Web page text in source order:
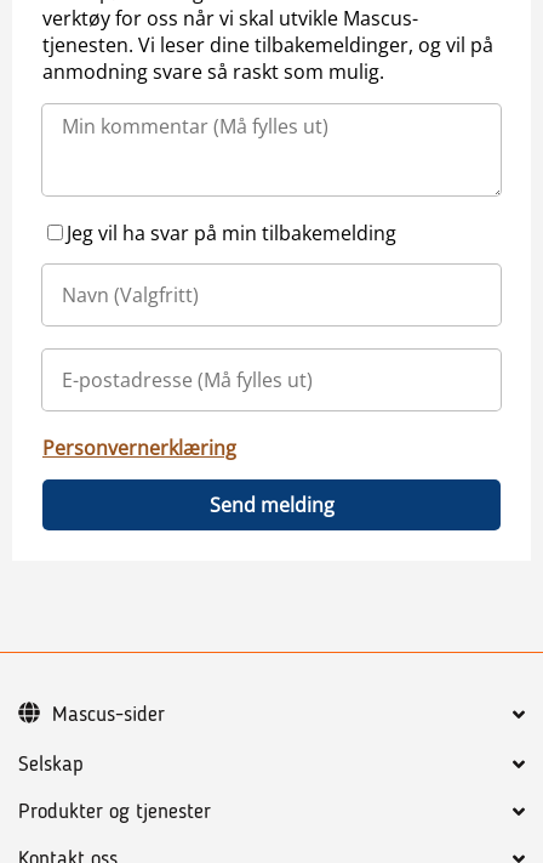
verktøy for oss når vi skal utvikle Mascus-
tjenesten. Vi leser dine tilbakemeldinger, og vil på
anmodning svare så raskt som mulig.
Jeg vil ha svar på min tilbakemelding
Personvernerklæring
Send melding
Selskap
Produkter og tjenester
Mascus-sider